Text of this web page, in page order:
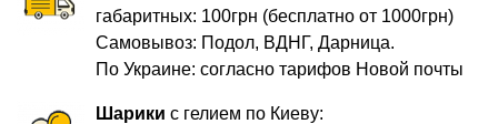
габаритных: 100грн (бесплатно от 1000грн)
Самовывоз: Подол, ВДНГ, Дарница.
По Украине: согласно тарифов Новой почты
Шарики с гелием по Киеву: